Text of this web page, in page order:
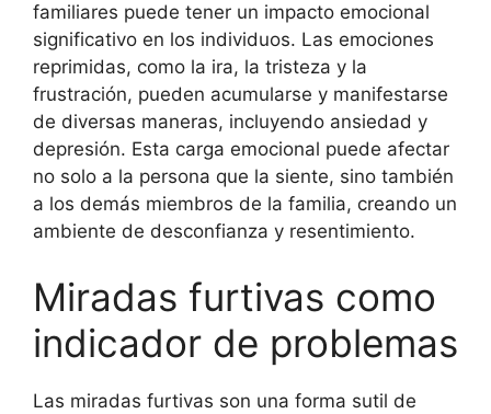
familiares puede tener un impacto emocional
significativo en los individuos. Las emociones
reprimidas, como la ira, la tristeza y la
frustración, pueden acumularse y manifestarse
de diversas maneras, incluyendo ansiedad y
depresión. Esta carga emocional puede afectar
no solo a la persona que la siente, sino también
a los demás miembros de la familia, creando un
ambiente de desconfianza y resentimiento.
Miradas furtivas como
indicador de problemas
Las miradas furtivas son una forma sutil de